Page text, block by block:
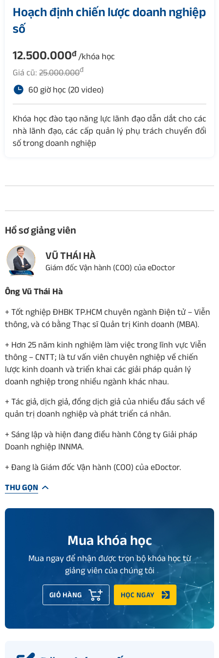
Hoạch định chiến lược doanh nghiệp
số
12.500.000đ /khóa học
Giá cũ: 25.000.000đ
60 giờ học (20 video)
Khóa học đào tạo năng lực lãnh đạo dẫn dắt cho các
nhà lãnh đạo, các cấp quản lý phụ trách chuyển đổi
số trong doanh nghiệp
Hồ sơ giảng viên
VŨ THÁI HÀ
Giám đốc Vận hành (COO) của eDoctor
Ông Vũ Thái Hà
+ Tốt nghiệp ĐHBK TP.HCM chuyên ngành Điện tử – Viễn
thông, và có bằng Thạc sĩ Quản trị Kinh doanh (MBA).
+ Hơn 25 năm kinh nghiệm làm việc trong lĩnh vực Viễn
thông – CNTT; là tư vấn viên chuyên nghiệp về chiến
lược kinh doanh và triển khai các giải pháp quản lý
doanh nghiệp trong nhiều ngành khác nhau.
+ Tác giả, dịch giả, đồng dịch giả của nhiều đầu sách về
quản trị doanh nghiệp và phát triển cá nhân.
+ Sáng lập và hiện đang điều hành Công ty Giải pháp
Doanh nghiệp INNMA.
+ Đang là Giám đốc Vận hành (COO) của eDoctor.
THU GỌN
Mua khóa học
Mua ngay để nhận được trọn bộ khóa học từ
giảng viên của chúng tôi
GIỎ HÀNG HỌC NGAY